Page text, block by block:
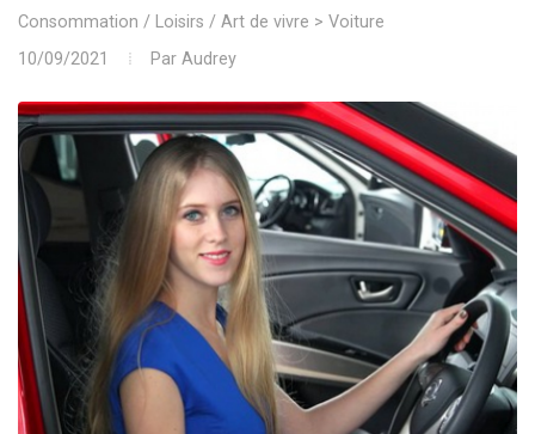
Consommation / Loisirs / Art de vivre > Voiture
10/09/2021
Par Audrey